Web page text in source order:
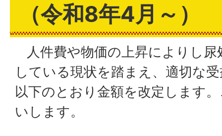
（令和8年4月～）
人件費や物価の上昇によりし尿
している現状を踏まえ、適切な
以下のとおり金額を改定します
いします。